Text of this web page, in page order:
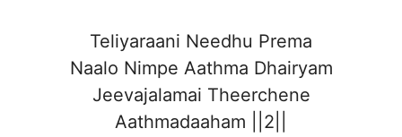
Teliyaraani Needhu Prema
Naalo Nimpe Aathma Dhairyam
Jeevajalamai Theerchene
Aathmadaaham ||2||